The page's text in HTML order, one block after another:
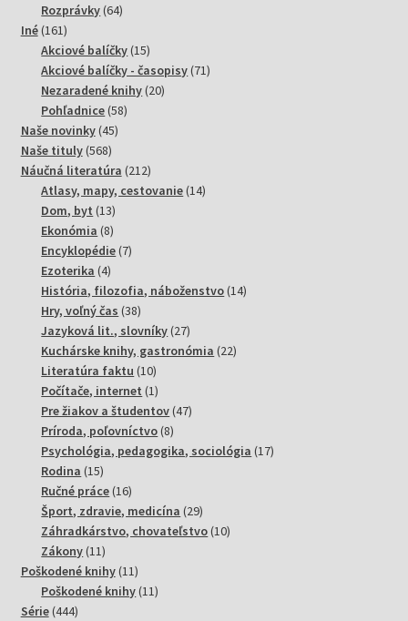
Rozprávky 6464
Iné 161161
produktov
Akciové balíčky 1515
produktov
Akciové balíčky - časopisy 7171
Nezaradené knihy 2020
Pohľadnice 5858
Naše novinky 4545
Naše tituly 568568
produktov
Náučná literatúra 212212
produktov
Atlasy, mapy, cestovanie 1414
Dom, byt 1313
produktov
Ekonómia 88
produktov
Encyklopédie 77
Ezoterika 44
produkty
História, filozofia, náboženstvo 1414
Hry, voľný čas 3838
produktov
Jazyková lit., slovníky 2727
produktov
Kuchárske knihy, gastronómia 2222
Literatúra faktu 1010
produktov
Počítače, internet 11
produkt
Pre žiakov a študentov 4747
Príroda, poľovníctvo 88
produktov
Psychológia, pedagogika, sociológia 1717
Rodina 1515
produktov
Ručné práce 1616
produktov
Šport, zdravie, medicína 2929
produktov
Záhradkárstvo, chovateľstvo 1010
Zákony 1111
produktov
Poškodené knihy 1111
produktov
Poškodené knihy 1111
Série 444444